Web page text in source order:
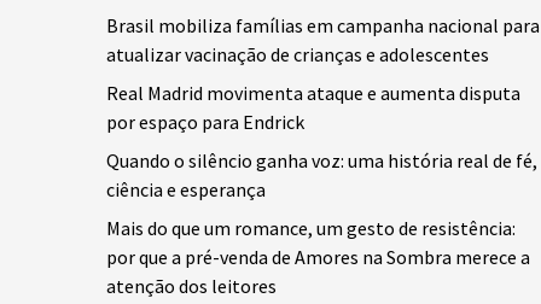
Brasil mobiliza famílias em campanha nacional para
atualizar vacinação de crianças e adolescentes
Real Madrid movimenta ataque e aumenta disputa
por espaço para Endrick
Quando o silêncio ganha voz: uma história real de fé,
ciência e esperança
Mais do que um romance, um gesto de resistência:
por que a pré-venda de Amores na Sombra merece a
atenção dos leitores